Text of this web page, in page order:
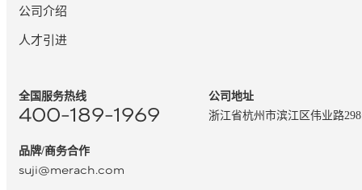
公司介绍
人才引进
全国服务热线
400-189-1969
品牌/商务合作
suji@merach.com
公司地址
浙江省杭州市滨江区伟业路